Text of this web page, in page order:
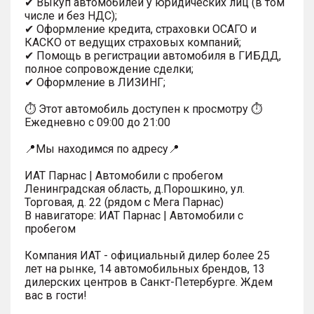
числе и без НДС);
✔ Оформление кредита, страховки ОСАГО и
КАСКО от ведущих страховых компаний;
✔ Помощь в регистрации автомобиля в ГИБДД,
полное сопровождение сделки;
✔ Оформление в ЛИЗИНГ;
⏱ Этот автомобиль доступен к просмотру ⏱
Ежедневно с 09:00 до 21:00
📍Мы находимся по адресу📍
ИАТ Парнас | Автомобили с пробегом
Ленинградская область, д.Порошкино, ул.
Торговая, д. 22 (рядом с Мега Парнас)
В навигаторе: ИАТ Парнас | Автомобили с
пробегом
Компания ИАТ - официальный дилер более 25
лет на рынке, 14 автомобильных брендов, 13
дилерских центров в Санкт-Петербурге. Ждем
вас в гости!